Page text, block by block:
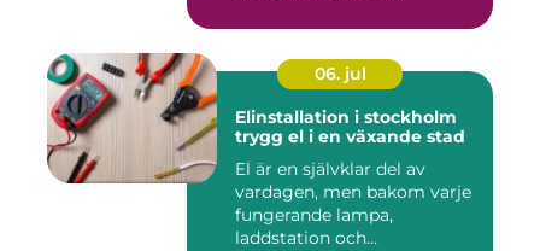
06. jul
Elinstallation i stockholm
trygg el i en växande stad
El är en självklar del av
vardagen, men bakom varje
fungerande lampa,
laddstation och